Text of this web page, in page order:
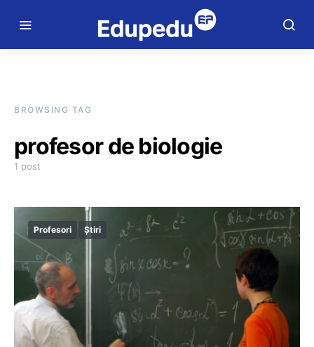
BROWSING TAG
profesor de biologie
1 post
Profesori Știri